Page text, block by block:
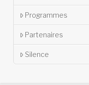
Programmes
Partenaires
Silence